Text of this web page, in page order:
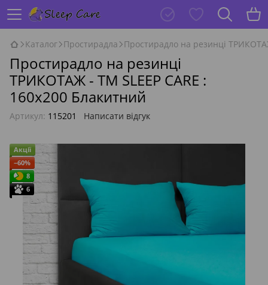
Каталог Простирадла Простирадло на резинці
Простирадло на резинці
ТРИКОТАЖ - TM SLEEP CARE :
160x200 Блакитний
Артикул: 115201 Написати відгук
Акції
−60%
8
6